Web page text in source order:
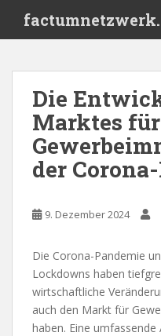
i
Die
Marktes für
der
9. Dezember 2024
Die Corona-Pandemie
Lockdowns haben
wirtschaftliche
auch den Markt für
haben. Eine